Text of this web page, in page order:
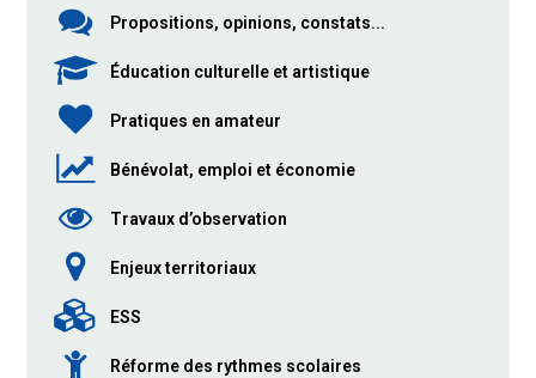
Propositions, opinions, constats...
Éducation culturelle et artistique
Pratiques en amateur
Bénévolat, emploi et économie
Travaux d’observation
Enjeux territoriaux
ESS
Réforme des rythmes scolaires